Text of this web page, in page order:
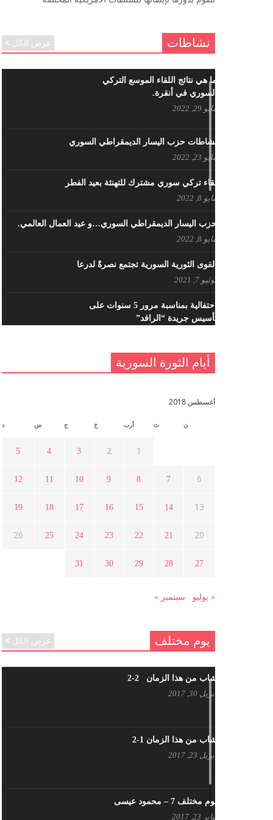
ننساك – خالد الحموري
نشاطات عرض الكل
ما هي نتائج اللقاء الموسع التركي
السوري في أنقرة.
مايو 29, 2022
نشاطات حزب اليسار الديمقراطي السوري
مايو 23, 2022
لقاء تركي سوري مشترك للتهنئة بعيد الفطر
مايو 8, 2022
حزب اليسار الديمقراطي السوري…و عيد العمال العالمي.
مايو 8, 2022
القوى الثورية السورية تجتمع نصرةً لدرعا
يوليو 7, 2021
احتفالية بمناسبة مرور 5 سنوات على
تأسيس جريدة “الرافد”
القدس والربيع العربي في ندوة لحزب
مايو 15, 2021
أسبوع ثقافي في ذكرى الاستقلال
الثورة السورية ؟
في الثورة السورية ؟
أيام الثورة السورية
أغسطس 2018
ن ث أرب خ ج س د
1
2
3
4
5
6
7
8
9
10
11
12
13
14
15
16
17
18
19
20
21
22
23
24
25
26
27
28
29
30
31
« يوليو سبتمبر »
يوم مختلف عرض الكل
شاب من هذا الزمان 2-2
أبريل 30, 2017
شاب من هذا الزمان 1-2
أبريل 23, 2017
يوم مختلف 7 – محمود عيسى
يناير 23, 2017